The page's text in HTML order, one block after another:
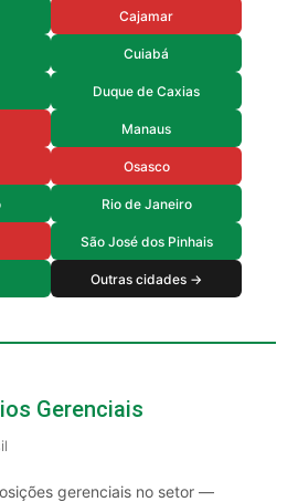
Cajamar
Cuiabá
Duque de Caxias
Manaus
Osasco
Rio de Janeiro
São José dos Pinhais
Outras cidades →
Gerenciais
gerenciais no setor —